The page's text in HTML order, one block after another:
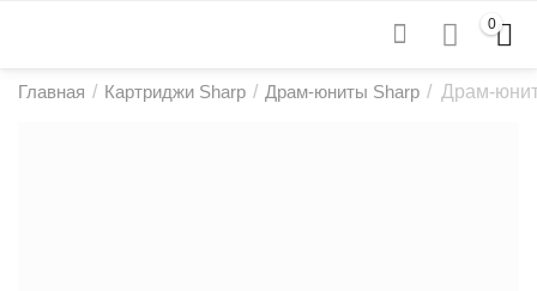
0
Главная / Картриджи Sharp / Драм-юниты Sharp / Драм-